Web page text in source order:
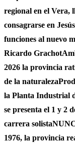
regional en el Vera,
consagrarse en
funciones al nuevo
Ricardo Grachot
2026 la provincia
de la naturaleza
la Planta Industrial
se presenta el 1 y 2
carrera solista
1976, la provincia